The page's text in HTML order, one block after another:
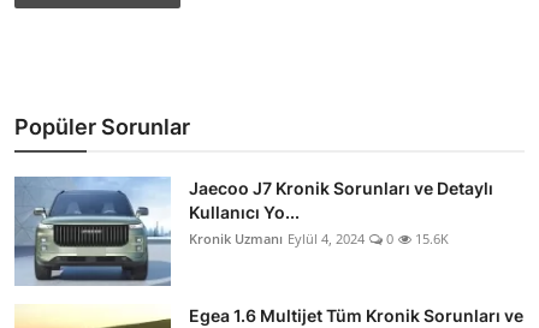
Popüler Sorunlar
Jaecoo J7 Kronik Sorunları ve Detaylı
Kullanıcı Yo...
Kronik Uzmanı Eylül 4, 2024 0 15.6K
Egea 1.6 Multijet Tüm Kronik Sorunları ve